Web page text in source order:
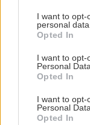
not limited to
grant or deny
use your data for
consent section.
I want to opt-
personal data.
Opted In
I want to opt-
Personal Data.
Opted In
I want to opt-
Personal
Opted In
…ακριβώς όπως
straight pride:
διεκδικήσουν
παραπάνω.